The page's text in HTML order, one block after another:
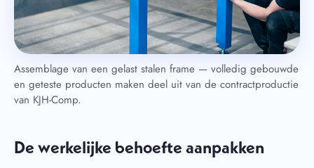
Assemblage van een gelast stalen frame — volledig gebouwde
en geteste producten maken deel uit van de contractproductie
van KJH-Comp.
De werkelijke behoefte aanpakken